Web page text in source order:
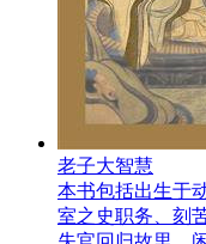
老子大智慧
本书包括出生于
室之史职务、刻